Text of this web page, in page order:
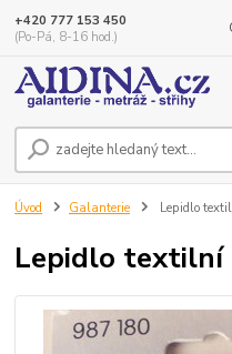
+420 777 153 450
(Po-Pá, 8-16 hod.)
Úvod Galanterie Lepidlo
Lepidlo textilní